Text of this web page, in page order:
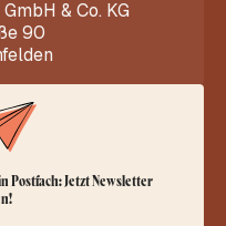
& Co. KG
90
Postfach: Jetzt Newsletter